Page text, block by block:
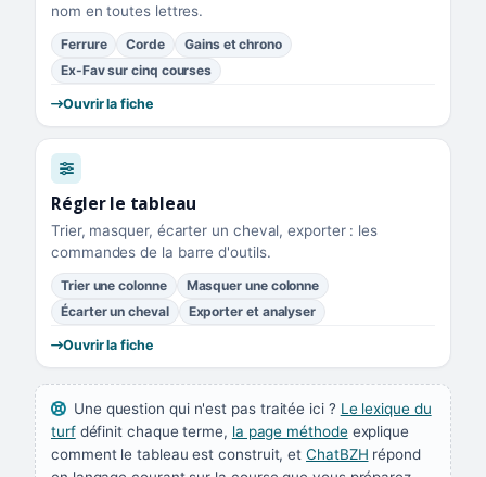
nom en toutes lettres.
Ferrure Corde
Gains et chrono
Ex-Fav sur cinq courses
Ouvrir la fiche
Régler le tableau
Trier, masquer, écarter un cheval, exporter : les
commandes de la barre d'outils.
Trier une colonne
Masquer une colonne
Écarter un cheval
Exporter et analyser
Ouvrir la fiche
Une question qui n'est pas traitée ici ? Le lexique du
turfdéfinit chaque terme, la page méthodeexplique
comment le tableau est construit, etChatBZH répond